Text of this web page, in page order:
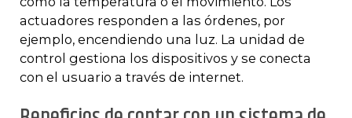
actuadores responden a las órdenes, por
ejemplo, encendiendo una luz. La unidad de
control gestiona los dispositivos y se conecta
con el usuario a través de internet.